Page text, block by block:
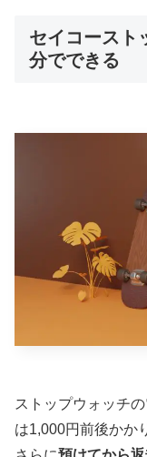
セイコースト
分でできる
ストップウォッチ
は1,000円前後かか